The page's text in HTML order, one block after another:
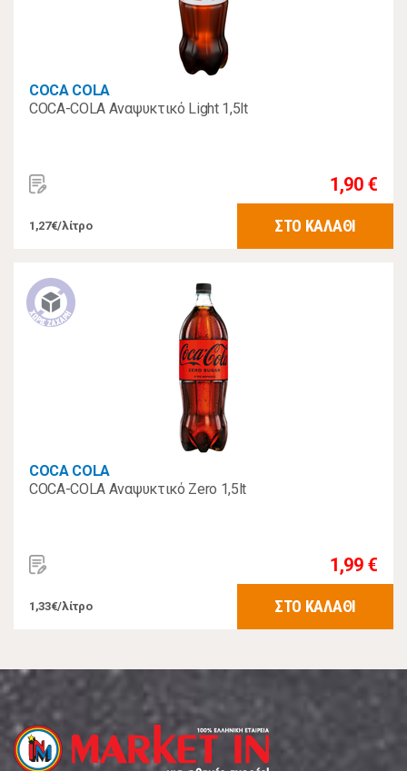
COCA COLA
COCA-COLA Αναψυκτικό Light 1,5lt
1,90 €
1,27€/λίτρο ΣΤΟ ΚΑΛΑΘΙ
COCA COLA
COCA-COLA Αναψυκτικό Zero 1,5lt
1,99 €
1,33€/λίτρο ΣΤΟ ΚΑΛΑΘΙ